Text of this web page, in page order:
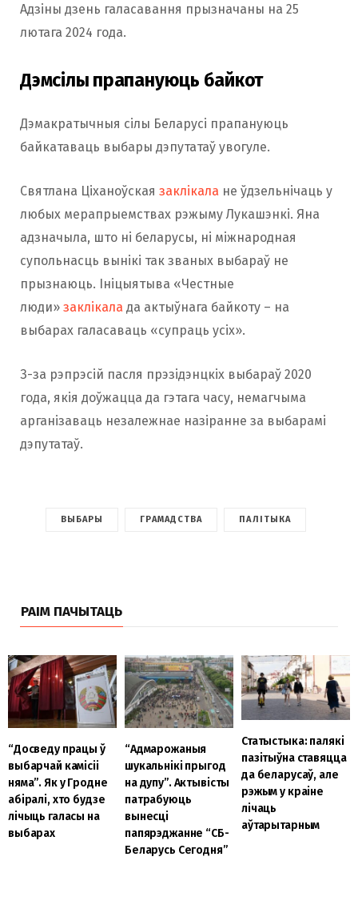
Адзіны дзень галасавання прызначаны на 25
лютага 2024 года.
Дэмсілы прапануюць байкот
Дэмакратычныя сілы Беларусі прапануюць
байкатаваць выбары дэпутатаў увогуле.
Святлана Ціханоўская заклікала не ўдзельнічаць у
любых мерапрыемствах рэжыму Лукашэнкі. Яна
адзначыла, што ні беларусы, ні міжнародная
супольнасць вынікі так званых выбараў не
прызнаюць. Ініцыятыва «Честные
люди» заклікала да актыўнага байкоту – на
выбарах галасаваць «супраць усіх».
З-за рэпрэсій пасля прэзідэнцкіх выбараў 2020
года, якія доўжацца да гэтага часу, немагчыма
арганізаваць незалежнае назіранне за выбарамі
дэпутатаў.
ВЫБАРЫ ГРАМАДСТВА ПАЛІТЫКА
РАІМ ПАЧЫТАЦЬ
“Досведу працы ў
выбарчай камісіі
няма”. Як у Гродне
абіралі, хто будзе
лічыць галасы на
выбарах
“Адмарожаныя
шукальнікі прыгод
на дупу”. Актывісты
патрабуюць
вынесці
папярэджанне “СБ-
Беларусь Сегодня”
Статыстыка: палякі
пазітыўна ставяцца
да беларусаў, але
рэжым у краіне
лічаць
аўтарытарным